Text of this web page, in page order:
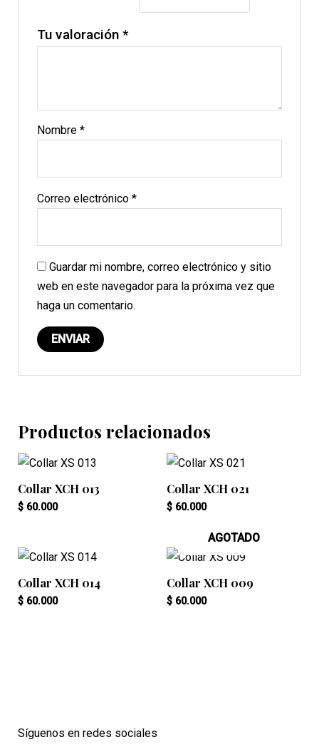
Tu valoración*
Nombre*
Correo electrónico*
Guardar mi nombre, correo electrónico y sitio
web en este navegador para la próxima vez que
haga un comentario.
Productos relacionados
Collar XCH 013
$60.000
Collar XCH 021
$ 60.000
Collar XCH 014
$60.000
AGOTADO
Collar XCH 009
$ 60.000
Síguenos en redes sociales